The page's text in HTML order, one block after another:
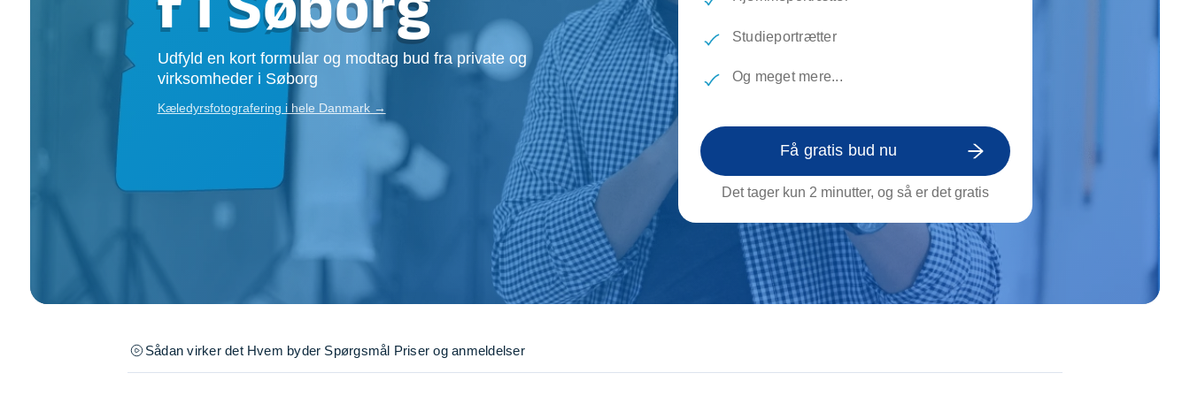
Opsætning af skillevæg
Tømrer
Træfældning
Transport af genstande
Tunge løft
TV installation og opsætning
Underholdning
Vinduespudsning VVS
Se alle...
Udfyld en kort formular og modtag bud fra private og
virksomheder i Søborg
Kæledyrsfotografering i hele Danmark →
Studieportrætter
Og meget mere...
Få gratis bud nu
Det tager kun 2 minutter, og så er det gratis
Sådan virker det Hvem byder Spørgsmål Priser og anmeldelser